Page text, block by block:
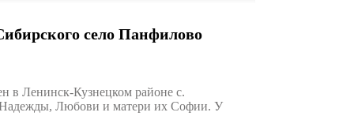
село Панфилово
в Ленинск-Кузнецком районе с.
Любови и матери их Софии. У